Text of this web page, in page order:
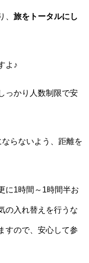
、 旅をトータルにし
よ♪
っかり人数制限で安
らないよう、距離を
に1時間～1時間半お
の入れ替えを行うな
すので、安心して参